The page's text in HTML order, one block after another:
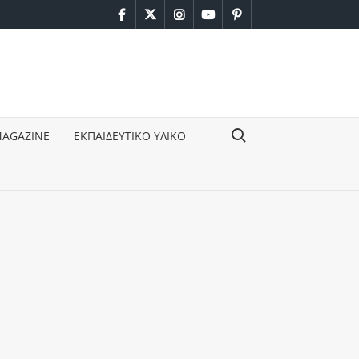
facebook
twitterinstagram
youtubepinterest
ΕΚΠΑΙΔΕΥΤΙΚΟ ΥΛΙΚΟ Search for: